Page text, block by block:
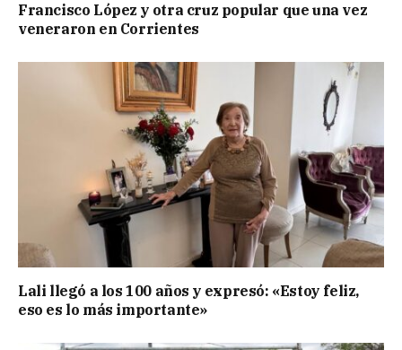
Francisco López y otra cruz popular que una vez
veneraron en Corrientes
Lali llegó a los 100 años y expresó: «Estoy feliz,
eso es lo más importante»